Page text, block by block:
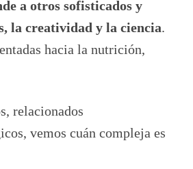
a otros sofisticados y
la creatividad y la ciencia.
hacia la nutrición,
relacionados
vemos cuán compleja es